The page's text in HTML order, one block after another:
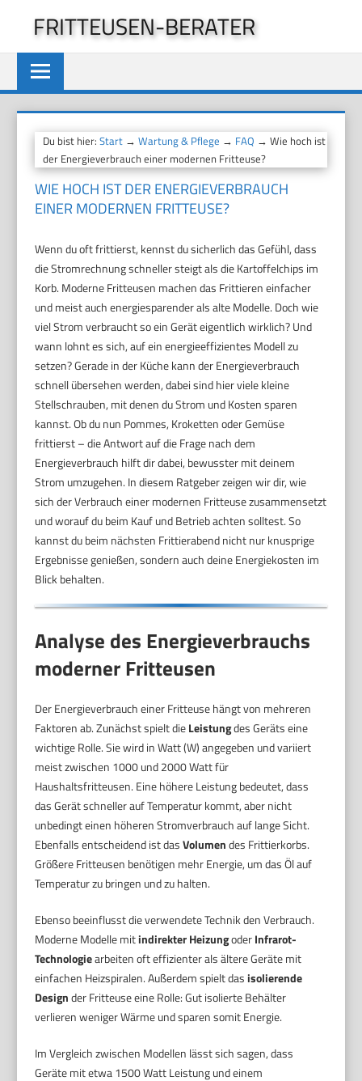
springen
FRITTEUSEN-BERATER
Du bist hier:Start →Wartung & Pflege → FAQ → Wie hoch ist
der Energieverbrauch einer modernen Fritteuse?
WIE HOCH IST DER ENERGIEVERBRAUCH
EINER MODERNEN FRITTEUSE?
Wenn du oft frittierst, kennst du sicherlich das Gefühl, dass
die Stromrechnung schneller steigt als die Kartoffelchips im
Korb. Moderne Fritteusen machen das Frittieren einfacher
und meist auch energiesparender als alte Modelle. Doch wie
viel Strom verbraucht so ein Gerät eigentlich wirklich? Und
wann lohnt es sich, auf ein energieeffizientes Modell zu
setzen? Gerade in der Küche kann der Energieverbrauch
schnell übersehen werden, dabei sind hier viele kleine
Stellschrauben, mit denen du Strom und Kosten sparen
kannst. Ob du nun Pommes, Kroketten oder Gemüse
frittierst – die Antwort auf die Frage nach dem
Energieverbrauch hilft dir dabei, bewusster mit deinem
Strom umzugehen. In diesem Ratgeber zeigen wir dir, wie
sich der Verbrauch einer modernen Fritteuse zusammensetzt
und worauf du beim Kauf und Betrieb achten solltest. So
kannst du beim nächsten Frittierabend nicht nur knusprige
Ergebnisse genießen, sondern auch deine Energiekosten im
Blick behalten.
Analyse des Energieverbrauchs
moderner Fritteusen
Der Energieverbrauch einer Fritteuse hängt von mehreren
Faktoren ab. Zunächst spielt dieLeistungdes Geräts eine
wichtige Rolle. Sie wird in Watt (W) angegeben und variiert
meist zwischen 1000 und 2000 Watt für
Haushaltsfritteusen. Eine höhere Leistung bedeutet, dass
das Gerät schneller auf Temperatur kommt, aber nicht
unbedingt einen höheren Stromverbrauch auf lange Sicht.
Ebenfalls entscheidend ist dasVolumendes Frittierkorbs.
Größere Fritteusen benötigen mehr Energie, um das Öl auf
Temperatur zu bringen und zu halten.
Ebenso beeinflusst die verwendete Technik den Verbrauch.
Moderne Modelle mitindirekter HeizungoderInfrarot-
Technologiearbeiten oft effizienter als ältere Geräte mit
einfachen Heizspiralen. Außerdem spielt dasisolierende
Designder Fritteuse eine Rolle: Gut isolierte Behälter
verlieren weniger Wärme und sparen somit Energie.
Im Vergleich zwischen Modellen lässt sich sagen, dass
Geräte mit etwa 1500 Watt Leistung und einem